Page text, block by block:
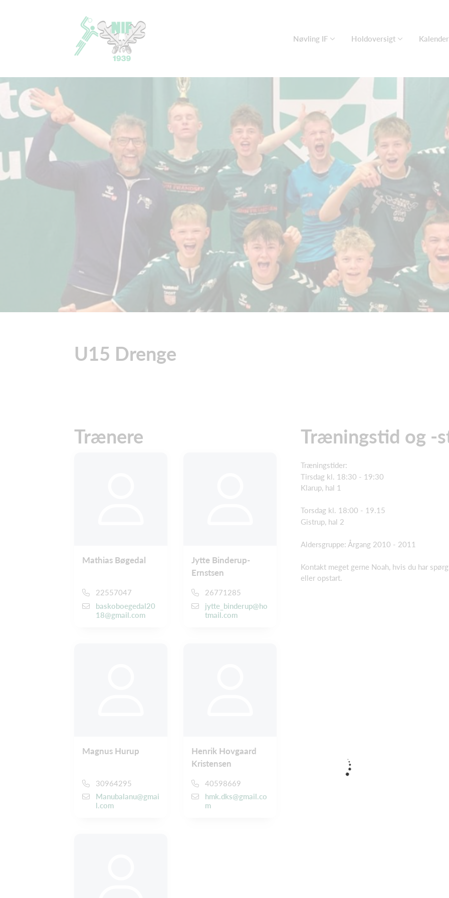
Nøvling IF Holdoversigt Kalender
U15 Drenge
Trænere
Mathias Bøgedal
22557047
baskoboegedal20
18@gmail.com
Jytte Binderup-
Ernstsen
26771285
jytte_binderup@ho
tmail.com
Magnus Hurup
30964295
Manubalanu@gmai
l.com
Henrik Hovgaard
Kristensen
40598669
hmk.dks@gmail.co
m
Træningstid og -
Træningstider:
Tirsdag kl. 18:30 - 19:30
Klarup, hal 1
Torsdag kl. 18:00 - 19.15
Gistrup, hal 2
Aldersgruppe: Årgang 2010 - 2011
Kontakt meget gerne Noah, hvis du har
eller opstart.